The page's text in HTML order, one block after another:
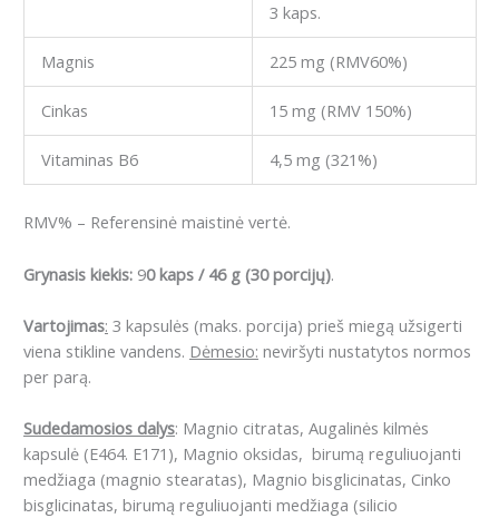
3 kaps.
Magnis 225 mg (RMV60%)
Cinkas 15 mg (RMV 150%)
Vitaminas B6 4,5 mg (321%)
RMV% – Referensinė maistinė vertė.
Grynasis kiekis: 90 kaps / 46 g (30 porcijų).
Vartojimas: 3 kapsulės (maks. porcija) prieš miegą užsigerti
viena stikline vandens. Dėmesio: neviršyti nustatytos normos
per parą.
Sudedamosios dalys: Magnio citratas, Augalinės kilmės
kapsulė (E464. E171), Magnio oksidas, birumą reguliuojanti
medžiaga (magnio stearatas), Magnio bisglicinatas, Cinko
bisglicinatas, birumą reguliuojanti medžiaga (silicio